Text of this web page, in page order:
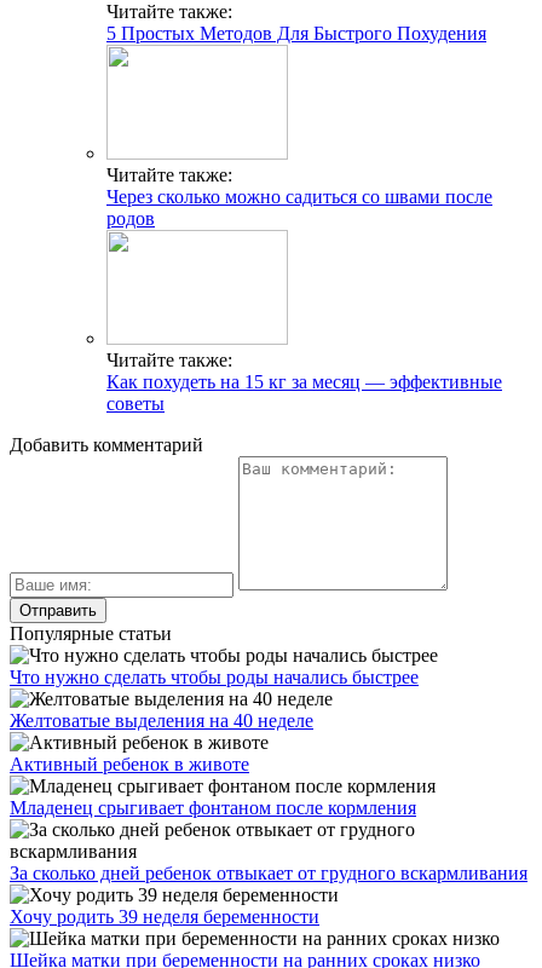
Читайте также:
5 Простых Методов Для Быстрого Похудения
Читайте также:
Через сколько можно садиться со швами после
родов
Читайте также:
Как похудеть на 15 кг за месяц — эффективные
советы
Добавить комментарий
Популярные статьи
Что нужно сделать чтобы роды начались быстрее
Желтоватые выделения на 40 неделе
Активный ребенок в животе
Младенец срыгивает фонтаном после кормления
За сколько дней ребенок отвыкает от грудного вскармливания
Хочу родить 39 неделя беременности
Шейка матки при беременности на ранних сроках низко